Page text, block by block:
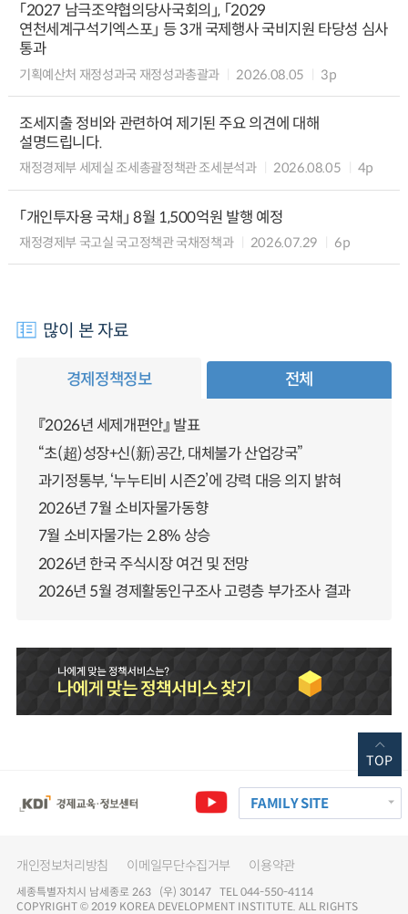
「2027 남극조약협의당사국회의」, 「2029
연천세계구석기엑스포」 등 3개 국제행사 국비지원 타당성 심사
통과
기획예산처 재정성과국 재정성과총괄과 2026.08.05 3p
조세지출 정비와 관련하여 제기된 주요 의견에 대해
설명드립니다.
재정경제부 세제실 조세총괄정책관 조세분석과 2026.08.05 4p
「개인투자용 국채」 8월 1,500억원 발행 예정
재정경제부 국고실 국고정책관 국채정책과 2026.07.29 6p
많이 본 자료
경제정책정보 전체
『2026년 세제개편안』 발표
“초(超)성장+신(新)공간, 대체불가 산업강국”
과기정통부, ‘누누티비 시즌2’에 강력 대응 의지 밝혀
2026년 7월 소비자물가동향
7월 소비자물가는 2.8% 상승
2026년 한국 주식시장 여건 및 전망
2026년 5월 경제활동인구조사 고령층 부가조사 결과
FAMILY SITE
개인정보처리방침 이메일무단수집거부 이용약관
세종특별자치시 남세종로 263 (우) 30147 TEL 044-550-4114
COPYRIGHT © 2019 KOREA DEVELOPMENT INSTITUTE. ALL RIGHTS
TOP